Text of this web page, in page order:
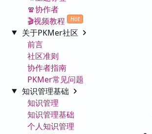
🧣协作者
🎬视频教程
Hot
关于PKMer社区
前言
社区准则
协作者指南
PKMer常见问题
知识管理基础
知识管理
知识管理基础
个人知识管理